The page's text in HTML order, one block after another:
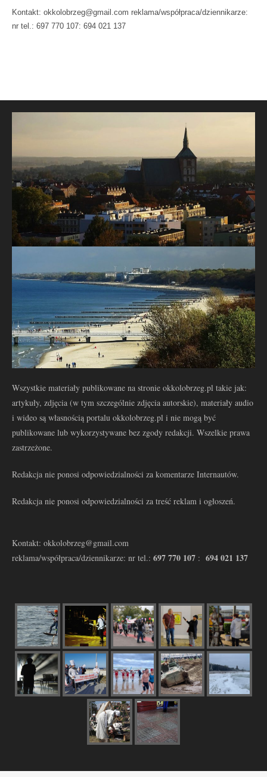
Kontakt: okkolobrzeg@gmail.com reklama/współpraca/dziennikarze:
nr tel.: 697 770 107: 694 021 137
Wszystkie materiały publikowane na stronie okkolobrzeg.pl takie jak:
artykuły, zdjęcia (w tym szczególnie zdjęcia autorskie), materiały audio
i wideo są własnością portalu okkolobrzeg.pl i nie mogą być
publikowane lub wykorzystywane bez zgody redakcji. Wszelkie prawa
zastrzeżone.
Redakcja nie ponosi odpowiedzialności za komentarze Internautów.
Redakcja nie ponosi odpowiedzialności za treść reklam i ogłoszeń.
Kontakt: okkolobrzeg@gmail.com
reklama/współpraca/dziennikarze: nr tel.: 697 770 107 : 694 021 137